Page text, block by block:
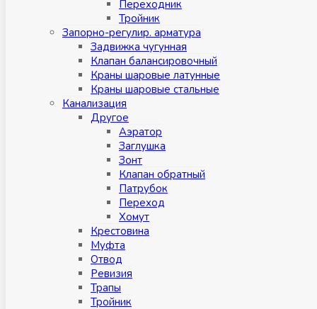
Переходник
Тройник
Запорно-регулир. арматура
Задвижка чугунная
Клапан балансировочный
Краны шаровые латунные
Краны шаровые стальные
Канализация
Другое
Аэратор
Заглушкa
Зонт
Клапан обратный
Патрубок
Переход
Хомут
Крестовина
Муфтa
Отвод
Ревизия
Трапы
Тройник